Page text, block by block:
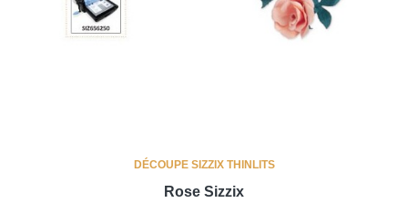
DÉCOUPE SIZZIX THINLITS
Rose Sizzix